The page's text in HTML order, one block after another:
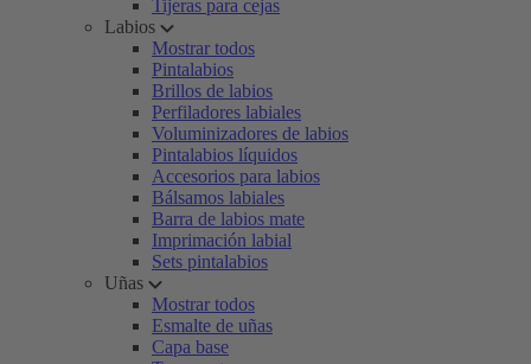
Tijeras para cejas
Labios
Mostrar todos
Pintalabios
Brillos de labios
Perfiladores labiales
Voluminizadores de labios
Pintalabios líquidos
Accesorios para labios
Bálsamos labiales
Barra de labios mate
Imprimación labial
Sets pintalabios
Uñas
Mostrar todos
Esmalte de uñas
Capa base